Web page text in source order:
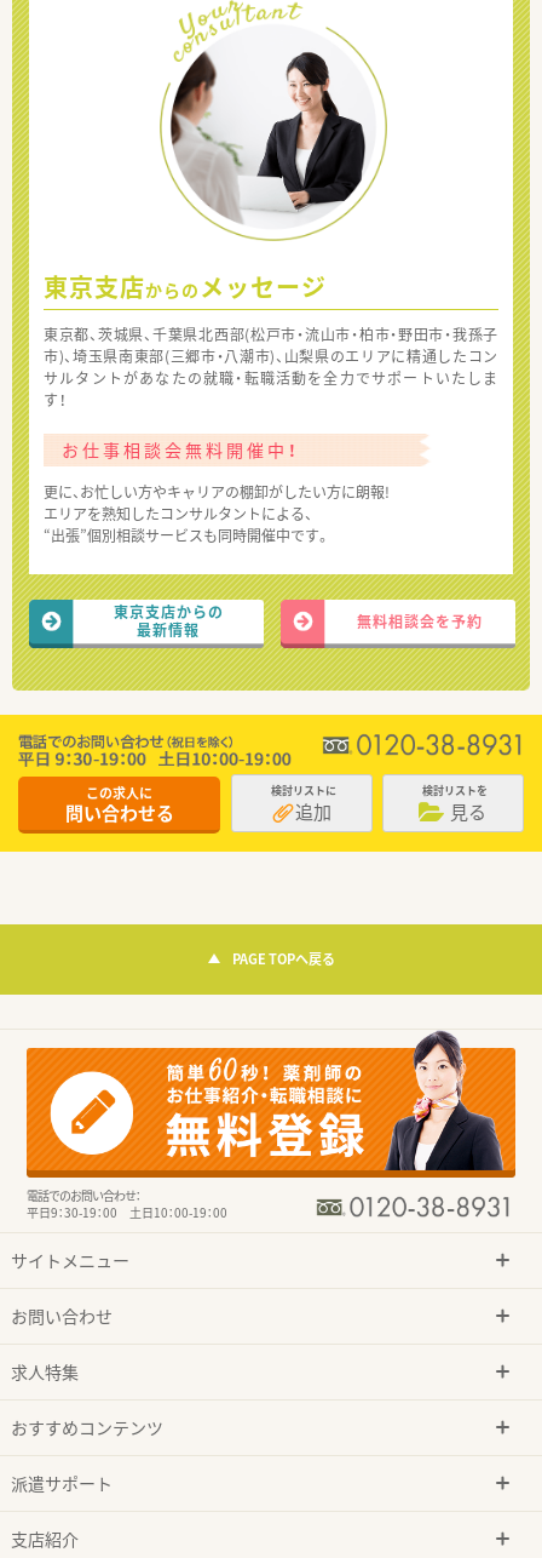
東京支店からの メッセージ
東京都、茨城県、千葉県北西部(松戸市・流山市・柏市・野田市・我孫子
市)、埼玉県南東部(三郷市・八潮市)、山梨県のエリアに精通したコン
サルタントがあなたの就職・転職活動を全力でサポートいたしま
す！
お仕事相談会無料開催中！
更に、お忙しい方やキャリアの棚卸がしたい方に朗報!
エリアを熟知したコンサルタントによる、
“出張”個別相談サービスも同時開催中です。
東京支店からの
最新情報
無料相談会を予約
この求人に
問い合わせる
検討リストに
追加
検討リストを
見る
PAGE TOPへ戻る
電話でのお問い合わせ：
平日9：30-19：00 土日10：00-19：00
サイトメニュー
お問い合わせ
求人特集
おすすめコンテンツ
派遣サポート
支店紹介